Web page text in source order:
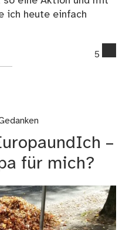
ich heute einfach
5
–
für mich?